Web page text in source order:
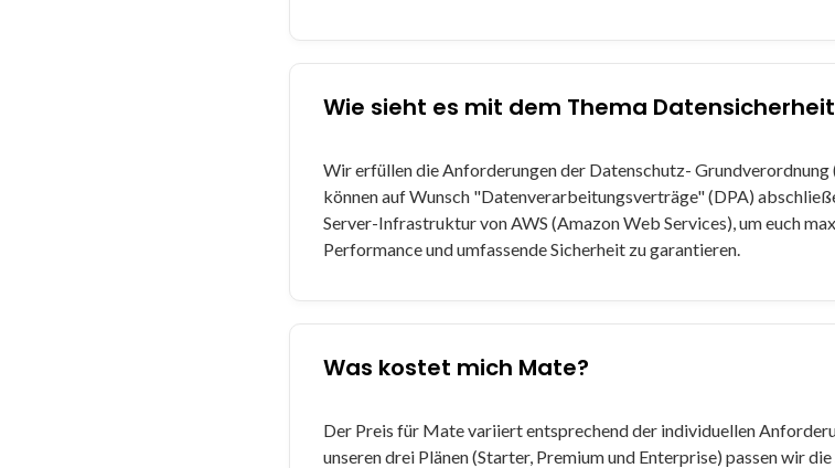
Wie sieht es mit dem Thema
Wir erfüllen die Anforderungen der Datenschutz- Grundverordnung
können auf Wunsch "Datenverarbeitungsverträge" (DPA)
Server-Infrastruktur von AWS (Amazon Web Services), um euch
Performance und umfassende Sicherheit zu garantieren.
Was kostet mich Mate?
Der Preis für Mate variiert entsprechend der individuellen
unseren drei Plänen (Starter, Premium und Enterprise) passen wir